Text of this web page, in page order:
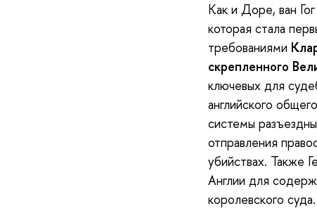
Как и Доре, ван
которая стала
требованиями
скрепленного
ключевых для
английского
системы
отправления
убийствах. Также
Англии для
королевского суда.